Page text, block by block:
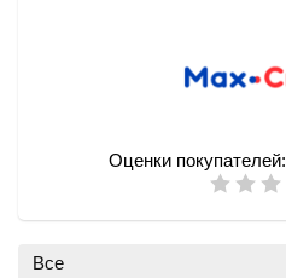
Оценки покупателей:
Все